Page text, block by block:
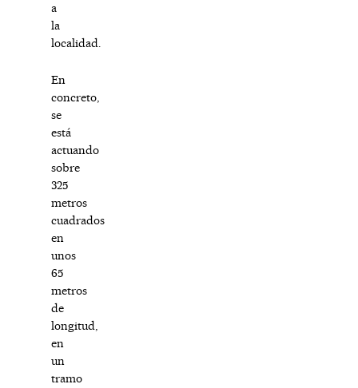
a
la
localidad.
En
concreto,
se
está
actuando
sobre
325
metros
cuadrados
en
unos
65
metros
de
longitud,
en
un
tramo